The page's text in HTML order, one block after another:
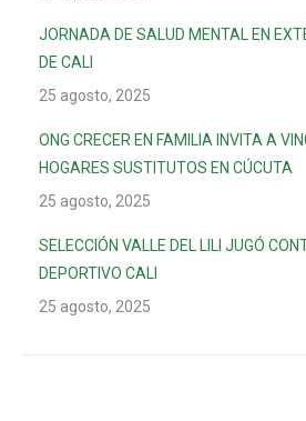
JORNADA DE SALUD MENTAL EN
DE CALI
25 agosto, 2025
ONG CRECER EN FAMILIA INVITA A
HOGARES SUSTITUTOS EN CÚCUTA
25 agosto, 2025
SELECCIÓN VALLE DEL LILI JUGÓ
DEPORTIVO CALI
25 agosto, 2025